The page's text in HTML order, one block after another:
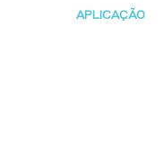
APLICAÇÃO